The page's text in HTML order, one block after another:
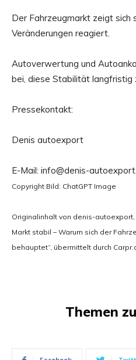
Der Fahrzeugmarkt zeigt sich
Veränderungen reagiert.
Autoverwertung und
bei, diese Stabilität langfristig
Pressekontakt:
Denis autoexport
E-Mail: info@denis-
Copyright Bild: ChatGPT Image
Originalinhalt von denis-
Markt stabil – Warum sich der
behauptet“, übermittelt durch
Themen